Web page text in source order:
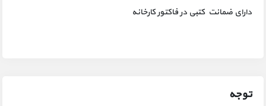
دارای ضمانت کتبی در فاکتور کارخانه
توجه